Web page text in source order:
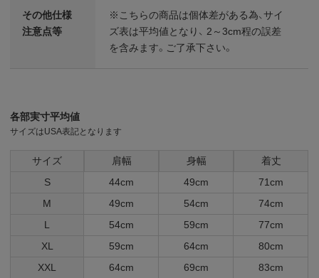
その他仕様
注意点等
※こちらの商品は個体差がある為、サイ
ズ表は平均値となり、 2～3cm程の誤差
を含みます。ご了承下さい。
各部実寸平均値
サイズはUSA表記となります
サイズ 肩幅 身幅
着丈
S
44cm 49cm
71cm
M
49cm 54cm
74cm
L
54cm 59cm
77cm
XL
59cm 64cm
80cm
XXL
64cm 69cm 83cm